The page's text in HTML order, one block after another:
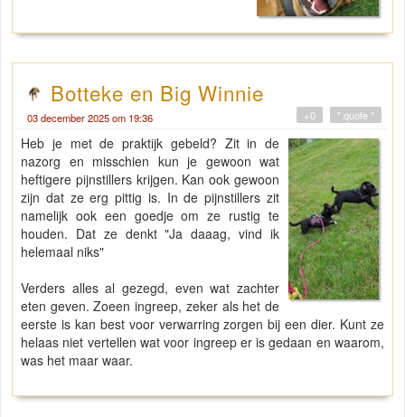
Botteke en Big Winnie
03 december 2025 om 19:36 " quote "
+0
Heb je met de praktijk gebeld? Zit in de
nazorg en misschien kun je gewoon wat
heftigere pijnstillers krijgen. Kan ook gewoon
zijn dat ze erg pittig is. In de pijnstillers zit
namelijk ook een goedje om ze rustig te
houden. Dat ze denkt "Ja daaag, vind ik
helemaal niks"
Verders alles al gezegd, even wat zachter
eten geven. Zoeen ingreep, zeker als het de
eerste is kan best voor verwarring zorgen bij een dier. Kunt ze
helaas niet vertellen wat voor ingreep er is gedaan en waarom,
was het maar waar.